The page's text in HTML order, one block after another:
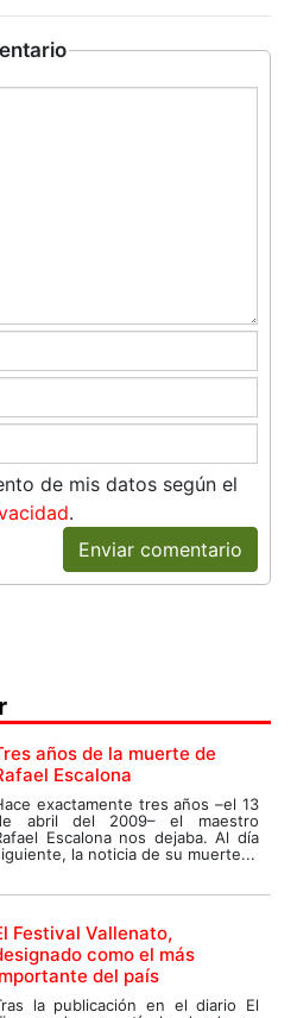
de mis datos según el
.
Enviar comentario
años de la muerte de
Escalona
exactamente tres años –el 13
abril del 2009– el maestro
Escalona nos dejaba. Al día
la noticia de su muerte...
Festival Vallenato,
como el más
del país
la publicación en el diario El